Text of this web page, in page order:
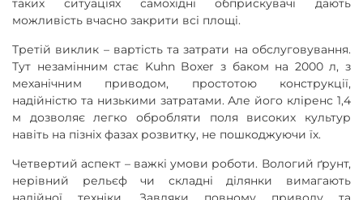
таких ситуаціях самохідні обприскувачі дають
можливість вчасно закрити всі площі.
Третій виклик – вартість та затрати на обслуговування.
Тут незамінним стає Kuhn Boxer з баком на 2000 л, з
механічним приводом, простотою конструкції,
надійністю та низькими затратами. Але його кліренс 1,4
м дозволяє легко обробляти поля високих культур
навіть на пізніх фазах розвитку, не пошкоджуючи їх.
Четвертий аспект – важкі умови роботи. Вологий ґрунт,
нерівний рельєф чи складні ділянки вимагають